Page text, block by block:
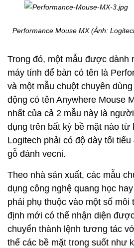
Performance Mouse MX (Ảnh:
Trong đó, một mẫu được dành
máy tính để bàn có tên là
và một mẫu chuột chuyên
động có tên Anywhere Mouse
nhất của cả 2 mẫu này là
dụng trên bất kỳ bề mặt nào từ
Logitech phải có độ dày tối
gỗ đánh vecni.
Theo nhà sản xuất, các mẫu
dụng công nghệ quang học
phải phụ thuộc vào một số
định mới có thể nhận diện
chuyển thành lệnh tương tác
thế các bề mặt trong suốt như